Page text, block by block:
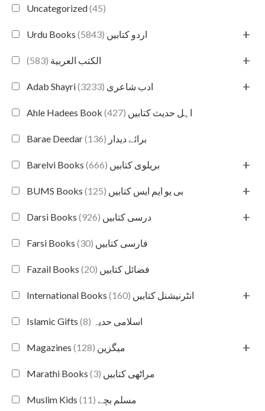
Uncategorized(45)
Urdu Books اردو کتابیں (5843) +
الكتب العربية (583) +
Adab Shayri ادب شاعری (3233) +
Ahle Hadees Book اہل حدیث کتابیں (427)
Barae Deedar برائے دیدار (136)
Barelvi Books بریلوی کتابیں (666) +
BUMS Books بی یو ایم ایس کتابیں (125) +
Darsi Books درسی کتابیں (926) +
Farsi Books فارسی کتابیں (30)
Fazail Books فضائل کتابیں (20)
International Books انٹرنیشنل کتابیں (160) +
Islamic Gifts اسلامی حدیہ (8)
Magazines میگزین (128) +
Marathi Books مراٹھی کتابیں (3)
Muslim Kids مسلم بچے (11)